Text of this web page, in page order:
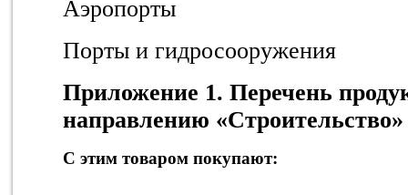
Аэропорты
Порты и гидросооружения
Приложение 1. Перечень
направлению «Строительство»
С этим товаром покупают: